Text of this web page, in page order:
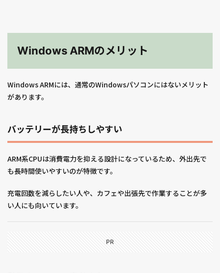
Windows ARMのメリット
Windows ARMには、通常のWindowsパソコンにはないメリット
があります。
バッテリーが長持ちしやすい
ARM系CPUは消費電力を抑える設計になっているため、外出先で
も長時間使いやすいのが特徴です。
充電回数を減らしたい人や、カフェや出張先で作業することが多
い人にも向いています。
PR